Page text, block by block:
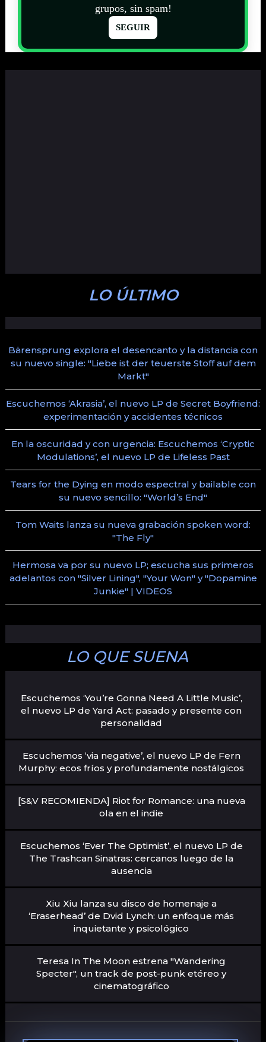
grupos, sin spam!
SEGUIR
LO ÚLTIMO
Bärensprung explora el desencanto y la distancia con
su nuevo single: "Liebe ist der teuerste Stoff auf dem
Markt"
Escuchemos ‘Akrasia’, el nuevo LP de Secret Boyfriend:
experimentación y accidentes técnicos
En la oscuridad y con urgencia: Escuchemos ‘Cryptic
Modulations’, el nuevo LP de Lifeless Past
Tears for the Dying en modo espectral y bailable con
su nuevo sencillo: "World’s End"
Tom Waits lanza su nueva grabación spoken word:
"The Fly"
Hermosa va por su nuevo LP; escucha sus primeros
adelantos con "Silver Lining", "Your Won" y "Dopamine
Junkie" | VIDEOS
LO QUE SUENA
Escuchemos ‘You’re Gonna Need A Little Music’,
el nuevo LP de Yard Act: pasado y presente con
personalidad
Escuchemos ‘via negative’, el nuevo LP de Fern
Murphy: ecos fríos y profundamente nostálgicos
[S&V RECOMIENDA] Riot for Romance: una nueva
ola en el indie
Escuchemos ‘Ever The Optimist’, el nuevo LP de
The Trashcan Sinatras: cercanos luego de la
ausencia
Xiu Xiu lanza su disco de homenaje a
‘Eraserhead’ de Dvid Lynch: un enfoque más
inquietante y psicológico
Teresa In The Moon estrena "Wandering
Specter", un track de post-punk etéreo y
cinematográfico